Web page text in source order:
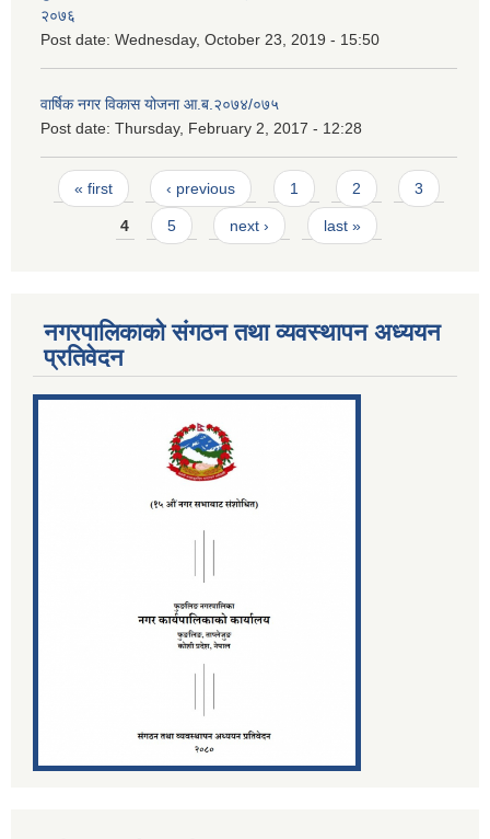
२०७६
Post date: Wednesday, October 23, 2019 - 15:50
वार्षिक नगर विकास योजना आ.ब.२०७४/०७५
Post date: Thursday, February 2, 2017 - 12:28
Pages
« first ‹ previous 1 2 3
4 5 next › last »
नगरपालिकाको संगठन तथा व्यवस्थापन अध्ययन
प्रतिवेदन